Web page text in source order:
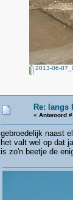
2013-06-
Re: langs
« Antwoord
gebroedelijk naast
het valt wel op dat
is zo'n beetje de